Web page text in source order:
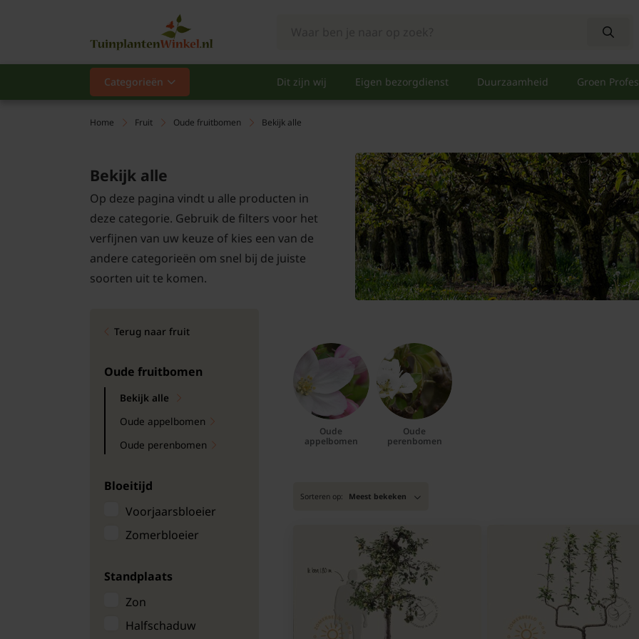
Categorieën Dit zijn wij Eigen bezorgdienst Duurzaamheid Groen
Categorieën
Populair
Hagen
Klimplanten
Bomen
Leibomen
Bloembollen
Tuinbenodigdheden
Bloempotten
Home Fruit Oude fruitbomen Bekijk alle
Bekijk alle
Op deze pagina vindt u alle producten in
deze categorie. Gebruik de filters voor het
verfijnen van uw keuze of kies een van de
andere categorieën om snel bij de juiste
soorten uit te komen.
Terug naar fruit
Oude fruitbomen
Bekijk alle
Oude appelbomen
Oude perenbomen
Bloeitijd
Voorjaarsbloeier
Zomerbloeier
Standplaats
Zon
Halfschaduw
Oude
appelbomen
Oude
perenbomen
Sorteren op: Meest bekeken